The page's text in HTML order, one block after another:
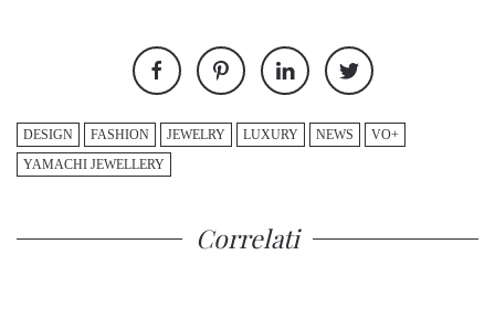
DESIGN FASHION JEWELRY LUXURY NEWS
VO+
YAMACHI JEWELLERY
Correlati